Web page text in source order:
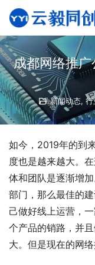
成都网络推
新闻动态, 行
如今，2019年的到来
度也是越来越大。
体和团队是逐渐增
部门，那么最佳的
己做好线上运营，
个产品的销路，并
大。但是现在的网